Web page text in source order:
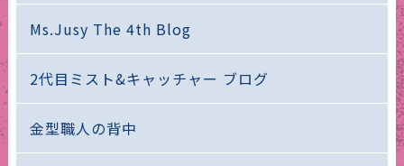
Ms.Jusy The 4th Blog
2代目ミスト&キャッチャー ブログ
金型職人の背中